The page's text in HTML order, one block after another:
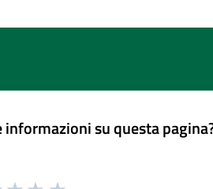
informazioni su questa